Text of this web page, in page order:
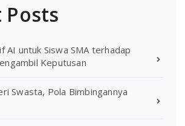
Posts
AI untuk Siswa SMA terhadap
Keputusan
Swasta, Pola Bimbingannya